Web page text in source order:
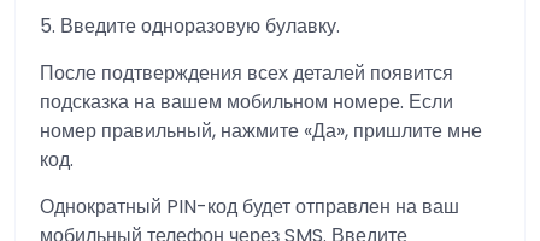
5. Введите одноразовую булавку.
После подтверждения всех деталей появится
подсказка на вашем мобильном номере. Если
номер правильный, нажмите «Да», пришлите мне
код.
Однократный PIN-код будет отправлен на ваш